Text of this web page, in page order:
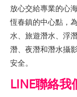
放心交給專業的心
恆春鎮的中心點，
水、旅遊潛水、浮
潛、夜潛和潛水攝
安全。
LINE聯絡我